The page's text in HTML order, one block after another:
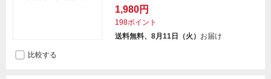
1,980円
198ポイント
送料無料、8月11日（火） お届け
比較する